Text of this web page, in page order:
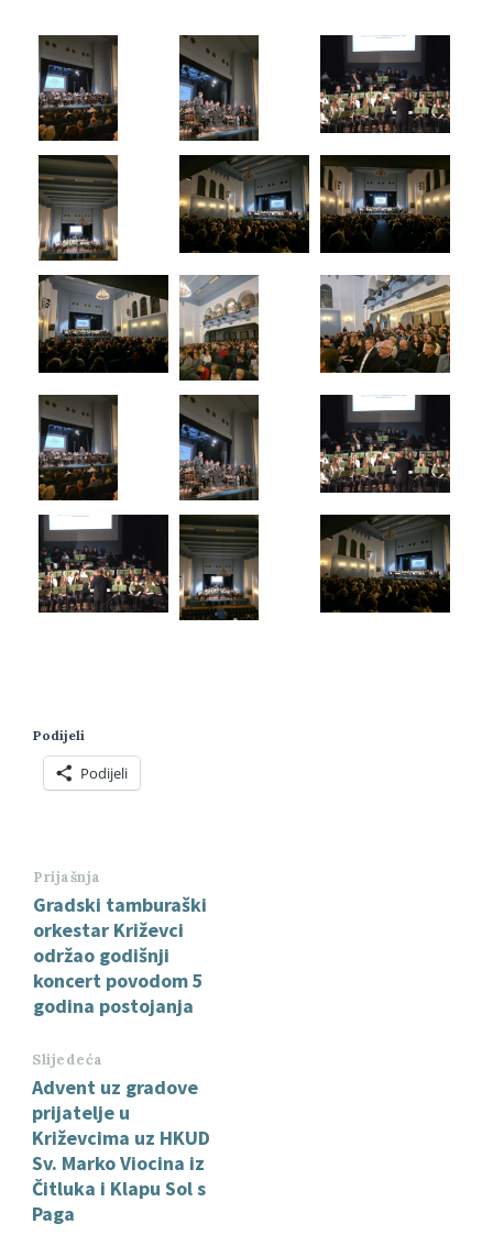
Podijeli
Podijeli
Prijašnja
Gradski tamburaški
orkestar Križevci
održao godišnji
koncert povodom 5
godina postojanja
Slijedeća
Advent uz gradove
prijatelje u
Križevcima uz HKUD
Sv. Marko Viocina iz
Čitluka i Klapu Sol s
Paga